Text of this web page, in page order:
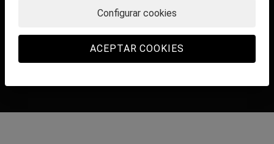
acceder a información de alto valor,
Configurar cookies
ACEPTAR COOKIES